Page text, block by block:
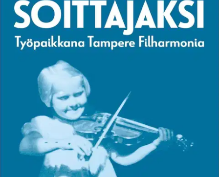
Ei saatavilla
Tuotekuvaus
Millaista on olla ammatikseen soittaja sinfoniaorkesterissa? Miten
sellaiseksi tullaan? Mitä ammatti vaatii soittajalta itseltään, entä
hänen läheisiltään? Viulisti Asta Kuusinen vastaa tähän kertomalla
oman polkunsa pikkukylän viulunsoittajasta sinfoniaorkesterin
ykkösviulun äänenjohtajaksi. Muistelmateos kertoo samalla myös
Kuusisen työpaikan Tampere Filharmonian tarinan. Mitä tapahtui ja
mitä tarvittiin, että 46 muusikkoa käsittävästä ”työjuhdasta” kehittyi
lähes satahenkinen kansainvälisen tason huippuorkesteri? 2.,
tarkistettu painos.